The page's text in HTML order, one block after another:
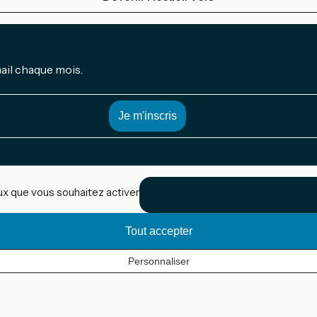
chaque mois.
que vous souhaitez activer
Tout accepter
Personnaliser